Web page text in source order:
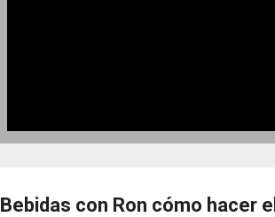
Bebidas con Ron cómo hacer